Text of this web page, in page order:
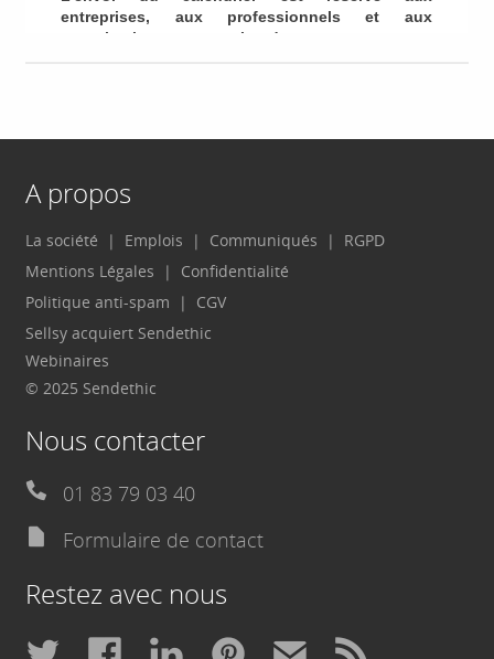
A propos
La société Emplois Communiqués
RGPD
Mentions Légales
Confidentialité
Politique anti-spam
CGV
Sellsy acquiert Sendethic
Webinaires
© 2025 Sendethic
Nous contacter
01 83 79 03 40
Formulaire de contact
Restez avec nous